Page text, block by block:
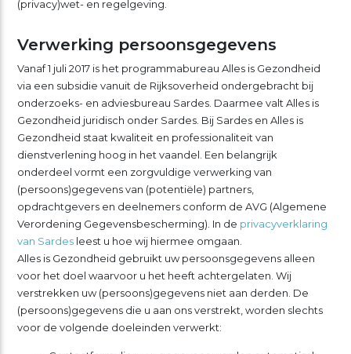
(privacy)wet- en regelgeving.
Verwerking persoonsgegevens
Vanaf 1 juli 2017 is het programmabureau Alles is Gezondheid
via een subsidie vanuit de Rijksoverheid ondergebracht bij
onderzoeks- en adviesbureau Sardes. Daarmee valt Alles is
Gezondheid juridisch onder Sardes. Bij Sardes en Alles is
Gezondheid staat kwaliteit en professionaliteit van
dienstverlening hoog in het vaandel. Een belangrijk
onderdeel vormt een zorgvuldige verwerking van
(persoons)gegevens van (potentiële) partners,
opdrachtgevers en deelnemers conform de AVG (Algemene
Verordening Gegevensbescherming). In de privacyverklaring
van Sardesleest u hoe wij hiermee omgaan.
Alles is Gezondheid gebruikt uw persoonsgegevens alleen
voor het doel waarvoor u het heeft achtergelaten. Wij
verstrekken uw (persoons)gegevens niet aan derden. De
(persoons)gegevens die u aan ons verstrekt, worden slechts
voor de volgende doeleinden verwerkt: